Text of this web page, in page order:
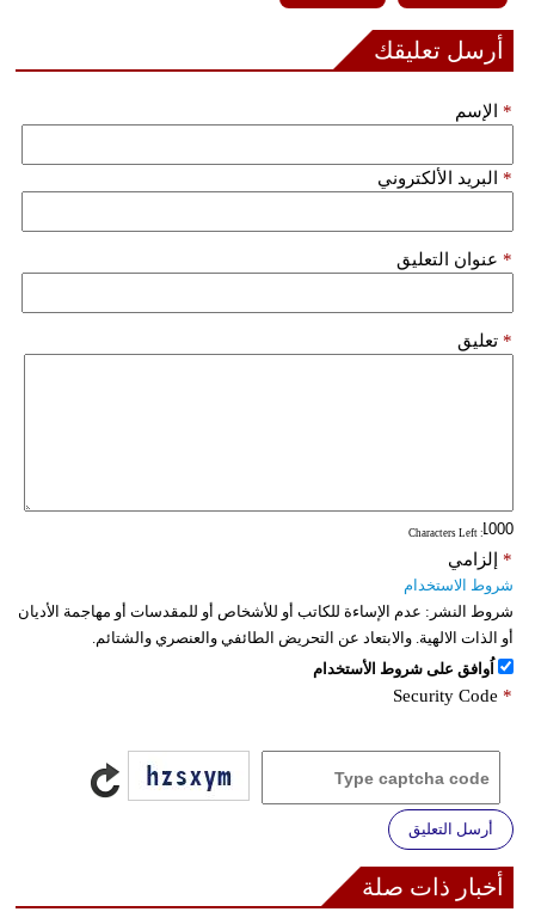
أرسل تعليقك
الإسم *
البريد الألكتروني *
عنوان التعليق *
تعليق *
: Characters Left
إلزامي *
شروط الاستخدام
شروط النشر: عدم الإساءة للكاتب أو للأشخاص أو للمقدسات أو مهاجمة الأديان
أو الذات الالهية. والابتعاد عن التحريض الطائفي والعنصري والشتائم.
اُوافق على شروط الأستخدام
Security Code *
أرسل التعليق
أخبار ذات صلة